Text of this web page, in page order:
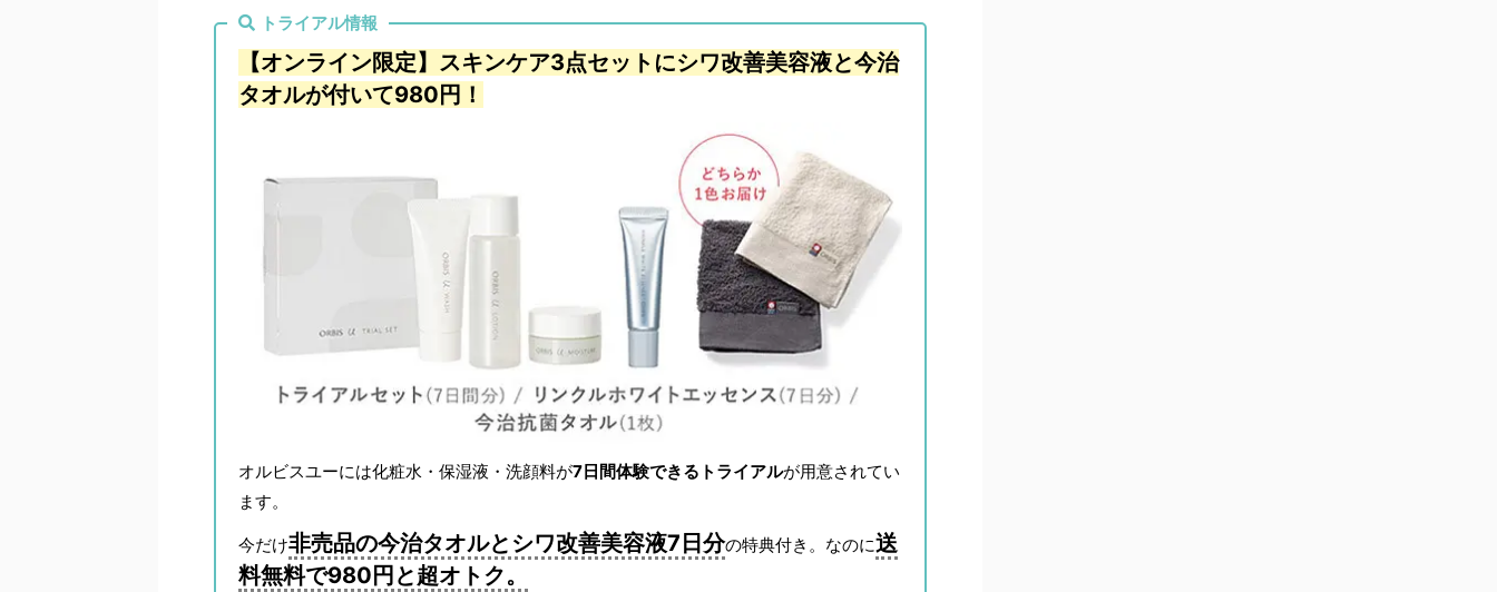
トライアル情報
【オンライン限定】スキンケア3点セットにシワ改善美容液と今治
タオルが付いて980円！
オルビスユーには化粧水・保湿液・洗顔料が7日間体験できるトライアルが用意されてい
ます。
今だけ非売品の今治タオルとシワ改善美容液7日分の特典付き。なのに送
料無料で980円と超オトク。